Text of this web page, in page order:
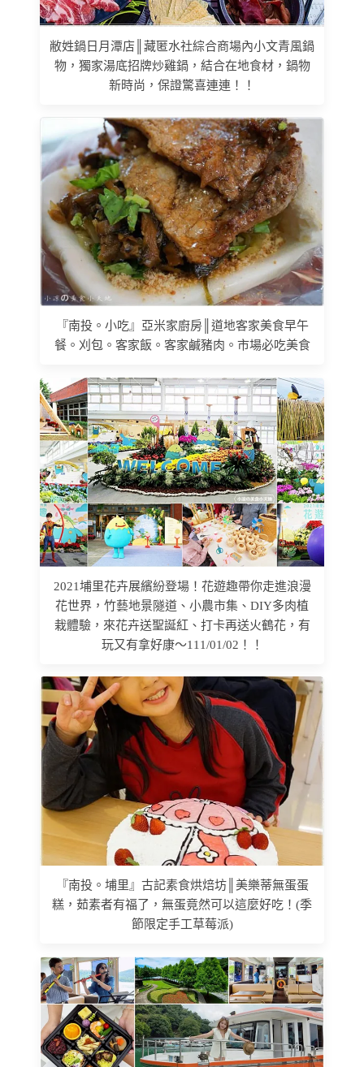
敝姓鍋日月潭店║藏匿水社綜合商場內小文青風鍋
物，獨家湯底招牌炒雞鍋，結合在地食材，鍋物
新時尚，保證驚喜連連！！
『南投。小吃』亞米家廚房║道地客家美食早午
餐。刈包。客家飯。客家鹹豬肉。市場必吃美食
2021埔里花卉展繽紛登場！花遊趣帶你走進浪漫
花世界，竹藝地景隧道、小農市集、DIY多肉植
栽體驗，來花卉送聖誕紅、打卡再送火鶴花，有
玩又有拿好康～111/01/02！！
『南投。埔里』古記素食烘焙坊║美樂蒂無蛋蛋
糕，茹素者有福了，無蛋竟然可以這麼好吃！(季
節限定手工草莓派)